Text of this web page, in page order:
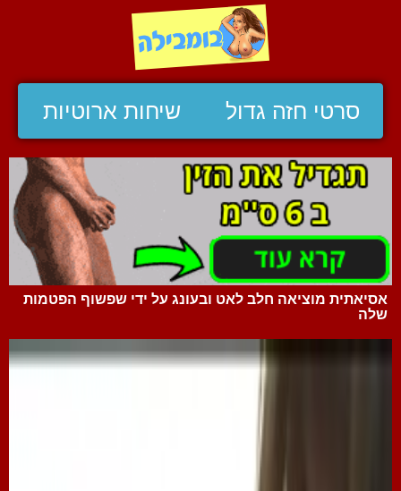
סרטי חזה גדול שיחות ארוטיות
אסיאתית מוציאה חלב לאט ובעונג על ידי שפשוף הפטמות
שלה